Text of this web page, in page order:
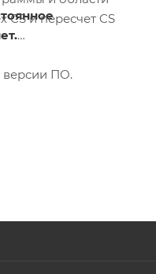
CS и пересчет CS
новых ЭБУ)
версии ПО.